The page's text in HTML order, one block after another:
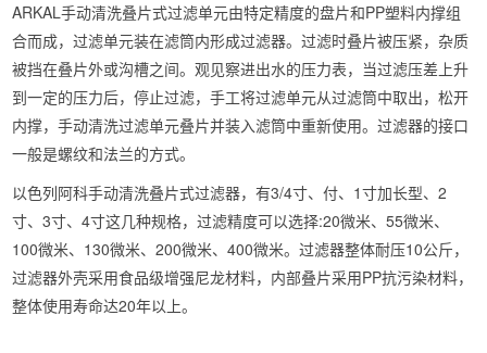
ARKAL手动清洗叠片式过滤单元由特定精度的盘片和PP塑料内撑组
合而成，过滤单元装在滤筒内形成过滤器。过滤时叠片被压紧，杂质
被挡在叠片外或沟槽之间。观见察进出水的压力表，当过滤压差上升
到一定的压力后，停止过滤，手工将过滤单元从过滤筒中取出，松开
内撑，手动清洗过滤单元叠片并装入滤筒中重新使用。过滤器的接口
一般是螺纹和法兰的方式。
以色列阿科手动清洗叠片式过滤器，有3/4寸、付、1寸加长型、2
寸、3寸、4寸这几种规格，过滤精度可以选择:20微米、55微米、
100微米、130微米、200微米、400微米。过滤器整体耐压10公斤，
过滤器外壳采用食品级增强尼龙材料，内部叠片采用PP抗污染材料，
整体使用寿命达20年以上。